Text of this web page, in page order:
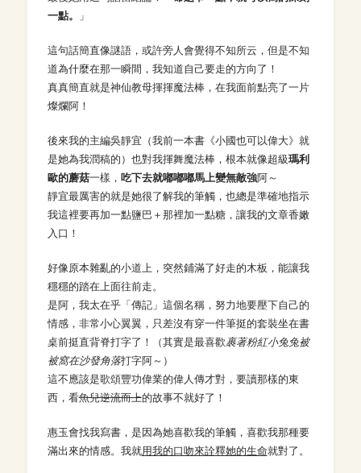
一點。
」
這句話簡直像謎語，或許旁人會覺得不知所云，但是不知
道為什麼在那一瞬間，我知道自己要走的方向了！
真真簡直就是神仙教母揮揮魔法棒，在我面前點亮了一片
燦爛阿！
後來我的主編吳靜宜（我前一本書《小國也可以偉大》就
是她為我潤稿的）也對我揮舞魔法棒，根本就像超級瑪利
歐的蘑菇一樣， 吃下去就嘟嘟嘟馬上變無敵強阿～
靜宜最厲害的就是她很了解我的筆觸，也總是準確地指示
我這裡要再加一點鹽巴＋那裡加一點糖，讓我的文章香嫩
入口！
好像原本雜亂的小道上，突然鋪滿了好走的木板，能讓我
穩穩的踏在上面往前走。
是阿，我太在乎「傳記」這個名稱，努力地要壓下自己的
情感，非常小心翼翼，只差沒有穿一件筆挺的套裝坐在書
桌前挺直背脊打字了！（其實是最喜歡裹著粉紅小兔兔被
被窩在沙發角落打字阿～）
這不應該是歌頌豐功偉業的偉人傳才對，要讀那樣的東
西，看魚兒逆流而上的故事不就好了！
惠玉會找我寫書，是因為她喜歡我的筆觸，喜歡我那種要
滿出來的情感。我就用我的口吻來詮釋她的生命就對了。